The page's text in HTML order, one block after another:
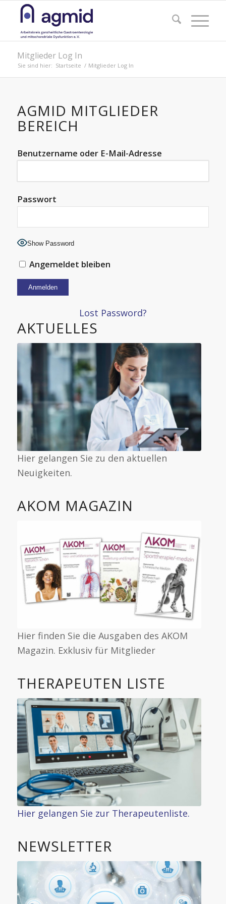
Mitglieder Log In
Sie sind hier: Startseite / Mitglieder Log In
AGMID MITGLIEDER
BEREICH
Benutzername oder E-Mail-Adresse
Passwort
Show Password
Angemeldet bleiben
Lost Password?
AKTUELLES
Hier gelangen Sie zu den aktuellen
Neuigkeiten.
AKOM MAGAZIN
Hier finden Sie die Ausgaben des AKOM
Magazin. Exklusiv für Mitglieder
THERAPEUTEN LISTE
Hier gelangen Sie zur Therapeutenliste.
NEWSLETTER